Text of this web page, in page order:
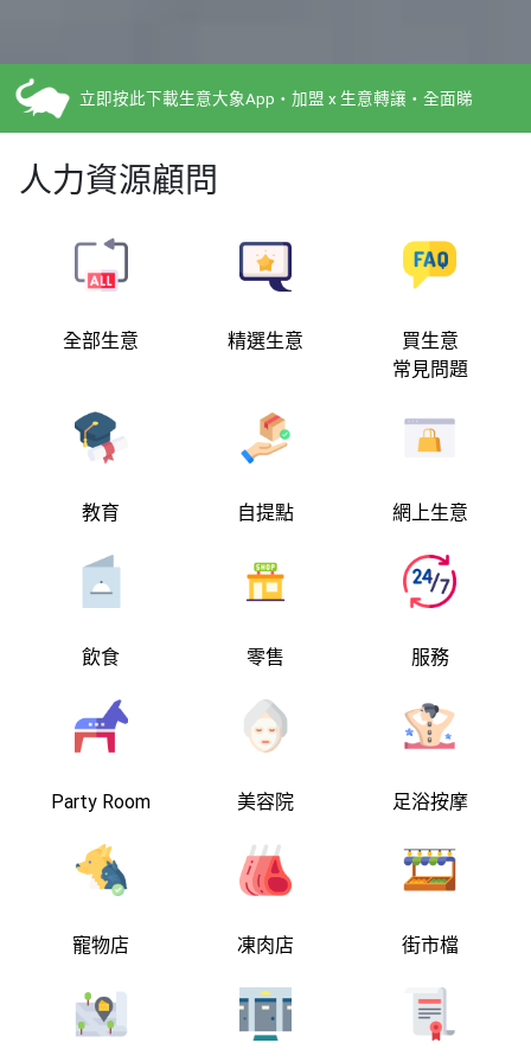
立即按此下載生意大象App・加盟 x 生意轉讓・全面睇
人力資源顧問
全部生意 精選生意
買生意
常見問題
教育 自提點 網上生意
飲食 零售 服務
Party Room 美容院 足浴按摩
寵物店 凍肉店 街市檔